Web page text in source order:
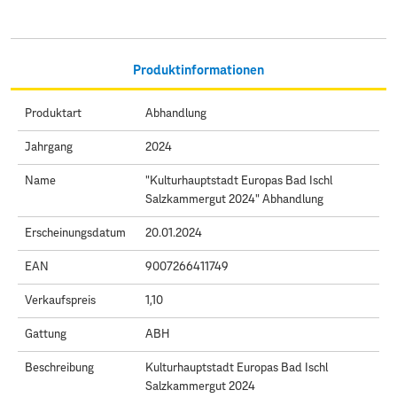
Produktinformationen
Produktart Abhandlung
Jahrgang 2024
Name
"Kulturhauptstadt Europas Bad Ischl
Salzkammergut 2024" Abhandlung
Erscheinungsdatum 20.01.2024
EAN 9007266411749
Verkaufspreis 1,10
Gattung ABH
Beschreibung
Kulturhauptstadt Europas Bad Ischl
Salzkammergut 2024